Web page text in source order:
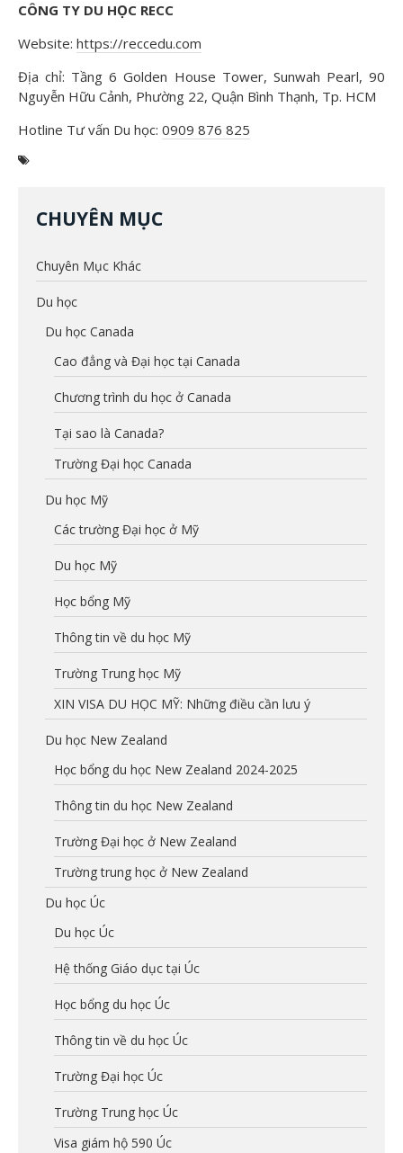
CÔNG TY DU HỌC RECC
Website: https://reccedu.com
Địa chỉ: Tầng 6 Golden House Tower, Sunwah Pearl, 90
Nguyễn Hữu Cảnh, Phường 22, Quận Bình Thạnh, Tp. HCM
Hotline Tư vấn Du học: 0909 876 825
CHUYÊN MỤC
Chuyên Mục Khác
Du học
Du học Canada
Cao đẳng và Đại học tại Canada
Chương trình du học ở Canada
Tại sao là Canada?
Trường Đại học Canada
Du học Mỹ
Các trường Đại học ở Mỹ
Du học Mỹ
Học bổng Mỹ
Thông tin về du học Mỹ
Trường Trung học Mỹ
XIN VISA DU HỌC MỸ: Những điều cần lưu ý
Du học New Zealand
Học bổng du học New Zealand 2024-2025
Thông tin du học New Zealand
Trường Đại học ở New Zealand
Trường trung học ở New Zealand
Du học Úc
Du học Úc
Hệ thống Giáo dục tại Úc
Học bổng du học Úc
Thông tin về du học Úc
Trường Đại học Úc
Trường Trung học Úc
Visa giám hộ 590 Úc